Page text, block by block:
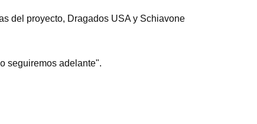
del proyecto, Dragados USA y Schiavone
seguiremos adelante".